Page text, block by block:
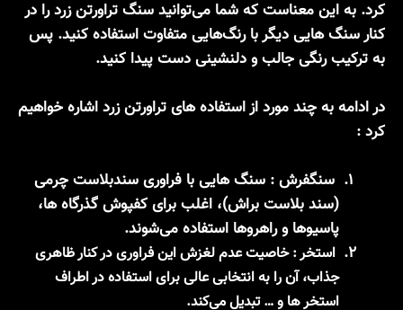
کرد. به این معناست که شما می‌توانید سنگ تراورتن زرد را در
کنار سنگ هایی دیگر با رنگ‌هایی متفاوت استفاده کنید. پس
به ترکیب رنگی جالب و دلنشینی دست پیدا کنید.
در ادامه به چند مورد از استفاده های تراورتن زرد اشاره خواهیم
کرد :
سنگفرش : سنگ هایی با فراوری سندبلاست چرمی
(سند بلاست براش)، اغلب برای کفپوش گذرگاه ها،
پاسیوها و راهروها استفاده می‌شوند.
استخر:خاصیت عدم لغزش این فراوری در کنار ظاهری
جذاب، آن را به انتخابی عالی برای استفاده در اطراف
استخر ها و … تبدیل می‌کند.